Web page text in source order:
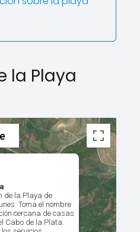
la Playa
de la Playa de
Toma el nombre
cercana de casas
Cabo de la Plata.